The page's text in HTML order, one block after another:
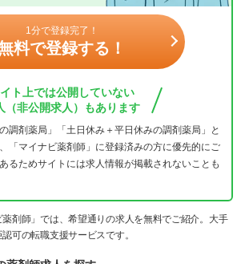
1分で登録完了！
料で登録する！
ト上では公開していない
（非公開求人）もあります
調剤薬局」「土日休み＋平日休みの調剤薬局」と
「マイナビ薬剤師」に登録済みの方に優先的にご
るためサイトには求人情報が掲載されないことも
剤師」では、希望通りの求人を無料でご紹介。大手
可の転職支援サービスです。